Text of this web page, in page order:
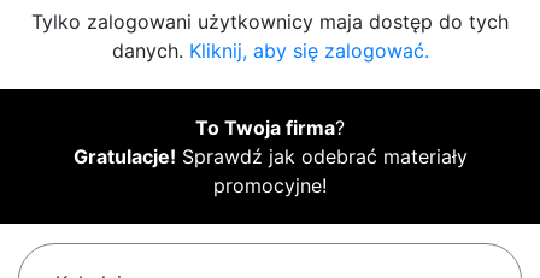
Tylko zalogowani użytkownicy maja dostęp do tych
danych. Kliknij, aby się zalogować.
To Twoja firma?
Gratulacje! Sprawdź jak odebrać materiały
promocyjne!